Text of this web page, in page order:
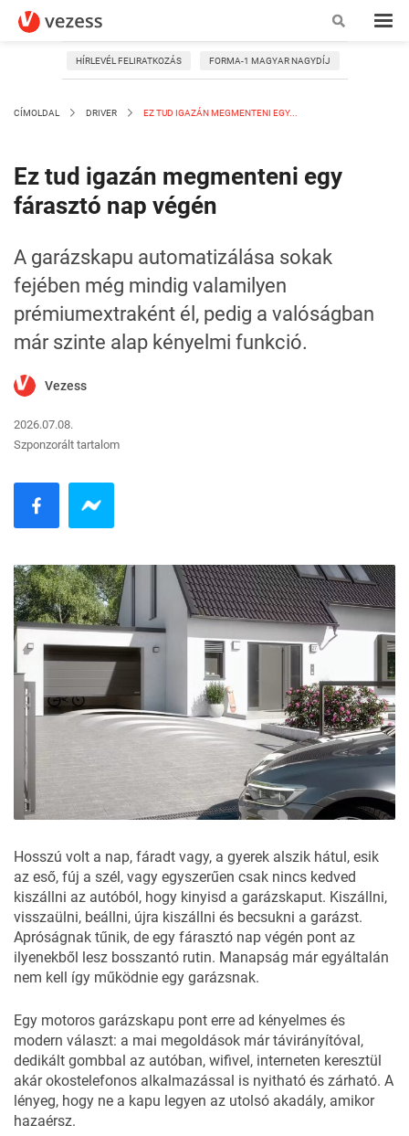
HÍRLEVÉL FELIRATKOZÁS FORMA-1 MAGYAR NAGYDÍJ
CÍMOLDAL DRIVER EZ TUD IGAZÁN MEGMENTENI EGY...
Ez tud igazán megmenteni egy
fárasztó nap végén
A garázskapu automatizálása sokak
fejében még mindig valamilyen
prémiumextraként él, pedig a valóságban
már szinte alap kényelmi funkció.
Vezess
2026.07.08.
Szponzorált tartalom
Hosszú volt a nap, fáradt vagy, a gyerek alszik hátul, esik
az eső, fúj a szél, vagy egyszerűen csak nincs kedved
kiszállni az autóból, hogy kinyisd a garázskaput. Kiszállni,
visszaülni, beállni, újra kiszállni és becsukni a garázst.
Apróságnak tűnik, de egy fárasztó nap végén pont az
ilyenekből lesz bosszantó rutin. Manapság már egyáltalán
nem kell így működnie egy garázsnak.
Egy motoros garázskapu pont erre ad kényelmes és
modern választ: a mai megoldások már távirányítóval,
dedikált gombbal az autóban, wifivel, interneten keresztül
akár okostelefonos alkalmazással is nyitható és zárható. A
lényeg, hogy ne a kapu legyen az utolsó akadály, amikor
hazaérsz.